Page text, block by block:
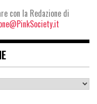
con la Redazione di